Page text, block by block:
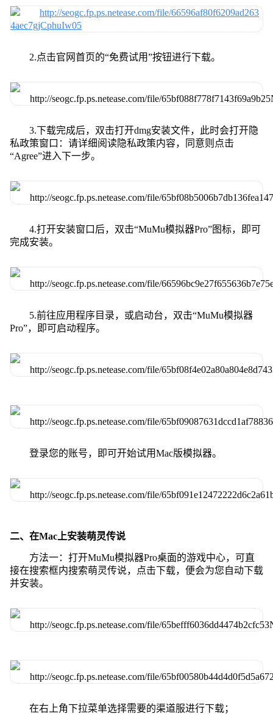
2.点击官网首页的“免费试用”按钮进行下载。
3.下载完成后，双击打开dmg安装文件，此时会打开隐
私政策窗口：请详细阅读隐私政策内容，同意则点击
“Agree”进入下一步。
4.打开安装窗口后，双击“MuMu模拟器Pro”图标，即可
完成安装。
5.前往应用程序目录，或启动台，双击“MuMu模拟器
Pro”，即可启动程序。
登录您的账号，即可开始试用Mac版模拟器。
二、在Mac上安装萌灵传说
方法一：打开MuMu模拟器Pro桌面的游戏中心，可直
接在搜索框内搜索萌灵传说，点击下载，便会为您自动下载
并安装。
在右上角下拉菜单选择需要的渠道服进行下载；